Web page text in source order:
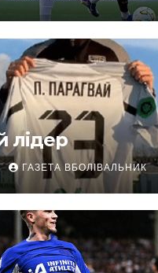
лідер
ГАЗЕТА ВБОЛІВАЛЬНИК